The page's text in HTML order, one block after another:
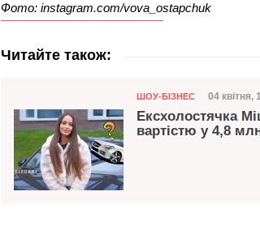
Фото: instagram.com/vova_ostapchuk
Читайте також:
Категорія
ШОУ-БІЗНЕС Дата
04 квітня,
Ексхолостячка
вартістю у 4,8